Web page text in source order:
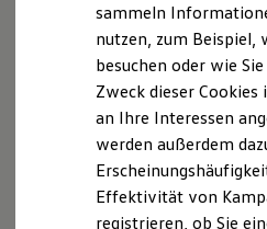
Reichweite
Reichweite der
Reichweite im
Laden
Laden unterwegs
Laden Zuhause
Batterie
Sicherheit
Probefahrt
Fahrzeugangebot
sammeln
nutzen, zum Beispiel,
besuchen oder wie
Zweck dieser
an Ihre Interessen
werden außerdem
Effektivität von
registrieren, ob Sie